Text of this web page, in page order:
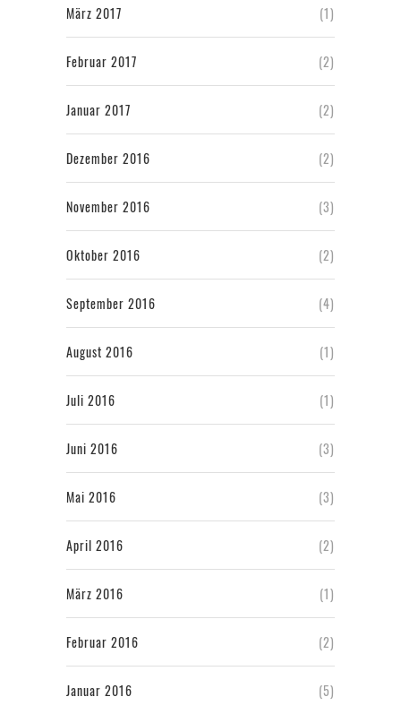
März 2017 (1)
Februar 2017 (2)
Januar 2017 (2)
Dezember 2016 (2)
November 2016 (3)
Oktober 2016 (2)
September 2016 (4)
August 2016 (1)
Juli 2016 (1)
Juni 2016 (3)
Mai 2016 (3)
April 2016 (2)
März 2016 (1)
Februar 2016 (2)
Januar 2016 (5)